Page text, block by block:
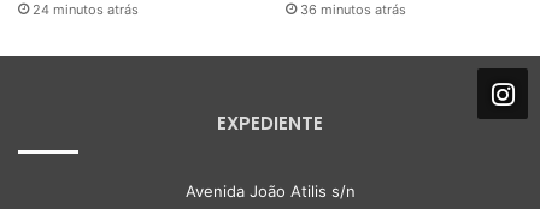
24 minutos atrás 36 minutos atrás
EXPEDIENTE
Avenida João Atilis s/n